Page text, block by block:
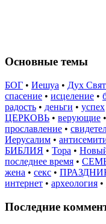
Основные темы
БОГ • Иешуа • Дух
спасение • исцеление •
радость • деньги • успех
ЦЕРКОВЬ • верующие •
прославление •
Иерусалим •
БИБЛИЯ • Тора •
последнее время •
жена • секс •
интернет • археология •
Последние